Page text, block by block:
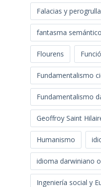
Falacias y
fantasma semántico
Flourens
Fundamentalismo
Fundamentalismo
Geoffroy Saint
Humanismo
idioma darwiniano
Ingeniería social y